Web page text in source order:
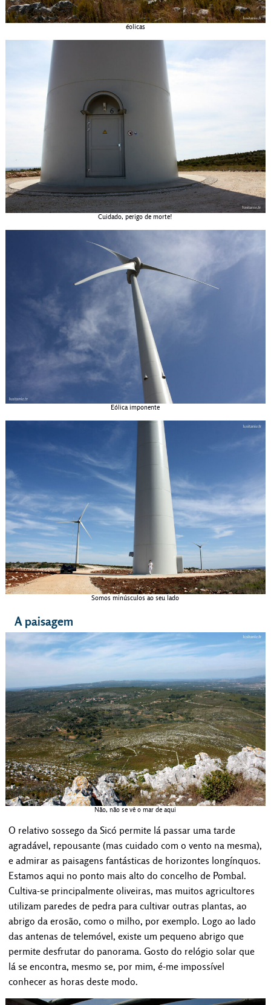
éolicas
Cuidado, perigo de morte!
Eólica imponente
Somos minúsculos ao seu lado
A paisagem
Não, não se vê o mar de aqui
O relativo sossego da Sicó permite lá passar uma tarde
agradável, repousante (mas cuidado com o vento na mesma),
e admirar as paisagens fantásticas de horizontes longínquos.
Estamos aqui no ponto mais alto do concelho de Pombal.
Cultiva-se principalmente oliveiras, mas muitos agricultores
utilizam paredes de pedra para cultivar outras plantas, ao
abrigo da erosão, como o milho, por exemplo. Logo ao lado
das antenas de telemóvel, existe um pequeno abrigo que
permite desfrutar do panorama. Gosto do relógio solar que
lá se encontra, mesmo se, por mim, é-me impossível
conhecer as horas deste modo.